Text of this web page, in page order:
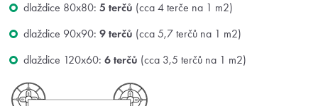
dlaždice 80x80: 5 terčů (cca 4 terče na 1 m2)
dlaždice 90x90: 9 terčů (cca 5,7 terčů na 1 m2)
dlaždice 120x60: 6 terčů (cca 3,5 terčů na 1 m2)